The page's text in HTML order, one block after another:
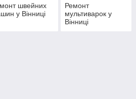
швейних
у Вінниці
Ремонт
мультиварок у
Вінниці